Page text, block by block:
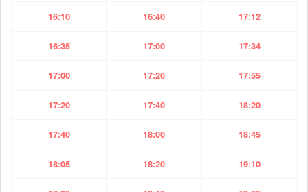
16:10 16:40 17:12
16:35 17:00 17:34
17:00 17:20 17:55
17:20 17:40 18:20
17:40 18:00 18:45
18:05 18:20 19:10